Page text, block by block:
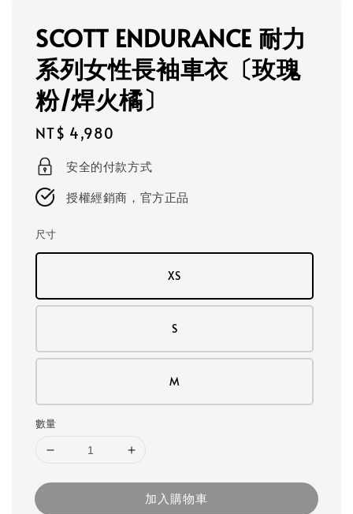
SCOTT ENDURANCE 耐力
系列女性長袖車衣〔玫瑰
粉/焊火橘〕
Regular
price
NT$ 4,980
安全的付款方式
授權經銷商，官方正品
尺寸
XS
S
M
數量
加入購物車